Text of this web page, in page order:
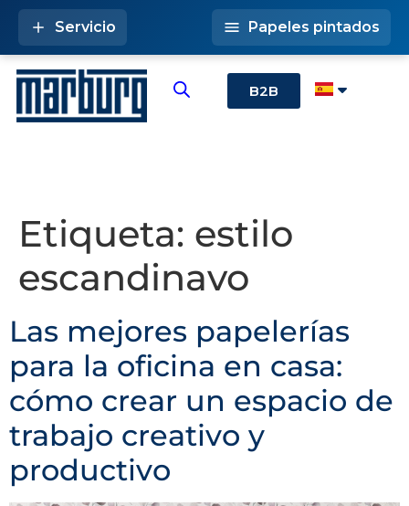
B2B
Servicio Papeles pintados
Etiqueta: estilo
escandinavo
Las mejores papelerías
para la oficina en casa:
cómo crear un espacio de
trabajo creativo y
productivo